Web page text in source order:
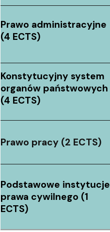
Prawo administracyjne
(4 ECTS)
Konstytucyjny system
organów państwowych
(4 ECTS)
Prawo pracy (2 ECTS)
Podstawowe instytucje
prawa cywilnego (1
ECTS)